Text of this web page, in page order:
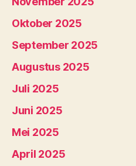
Oktober 2025
September 2025
Augustus 2025
Juli 2025
Juni 2025
Mei 2025
April 2025